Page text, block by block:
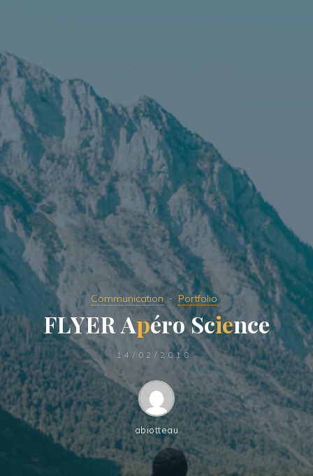
Communication Portfolio
FLYERApéroScience
14/02/2018
abiotteau